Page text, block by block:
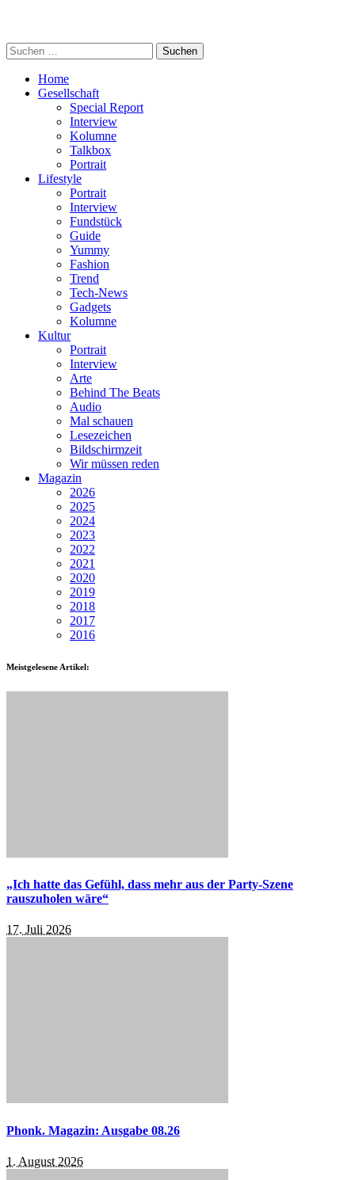
Suchen
nach:
Home
Gesellschaft
Special Report
Interview
Kolumne
Talkbox
Portrait
Lifestyle
Portrait
Interview
Fundstück
Guide
Yummy
Fashion
Trend
Tech-News
Gadgets
Kolumne
Kultur
Portrait
Interview
Arte
Behind The Beats
Audio
Mal schauen
Lesezeichen
Bildschirmzeit
Wir müssen reden
Magazin
2026
2025
2024
2023
2022
2021
2020
2019
2018
2017
2016
Meistgelesene Artikel:
„Ich hatte das Gefühl, dass mehr aus der Party-Szene
rauszuholen wäre“
17. Juli 2026
Phonk. Magazin: Ausgabe 08.26
1. August 2026